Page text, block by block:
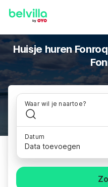
Huisje huren
Waar wil je naartoe?
Datum
Data toevoegen